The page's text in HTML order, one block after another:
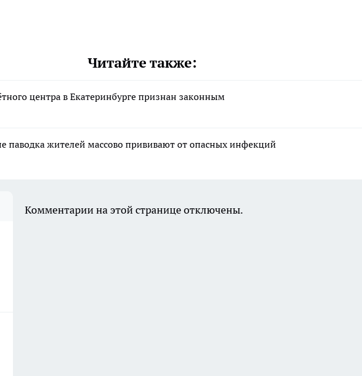
Читайте также:
центра в Екатеринбурге признан законным
паводка жителей массово прививают от опасных инфекций
Комментарии на этой странице отключены.